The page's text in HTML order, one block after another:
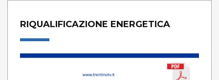
RIQUALIFICAZIONE ENERGETICA